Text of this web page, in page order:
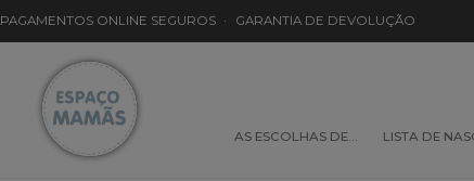
PAGAMENTOS ONLINE SEGUROS · GARANTIA DE DEVOLUÇÃO
AS ESCOLHAS DE… LISTA DE